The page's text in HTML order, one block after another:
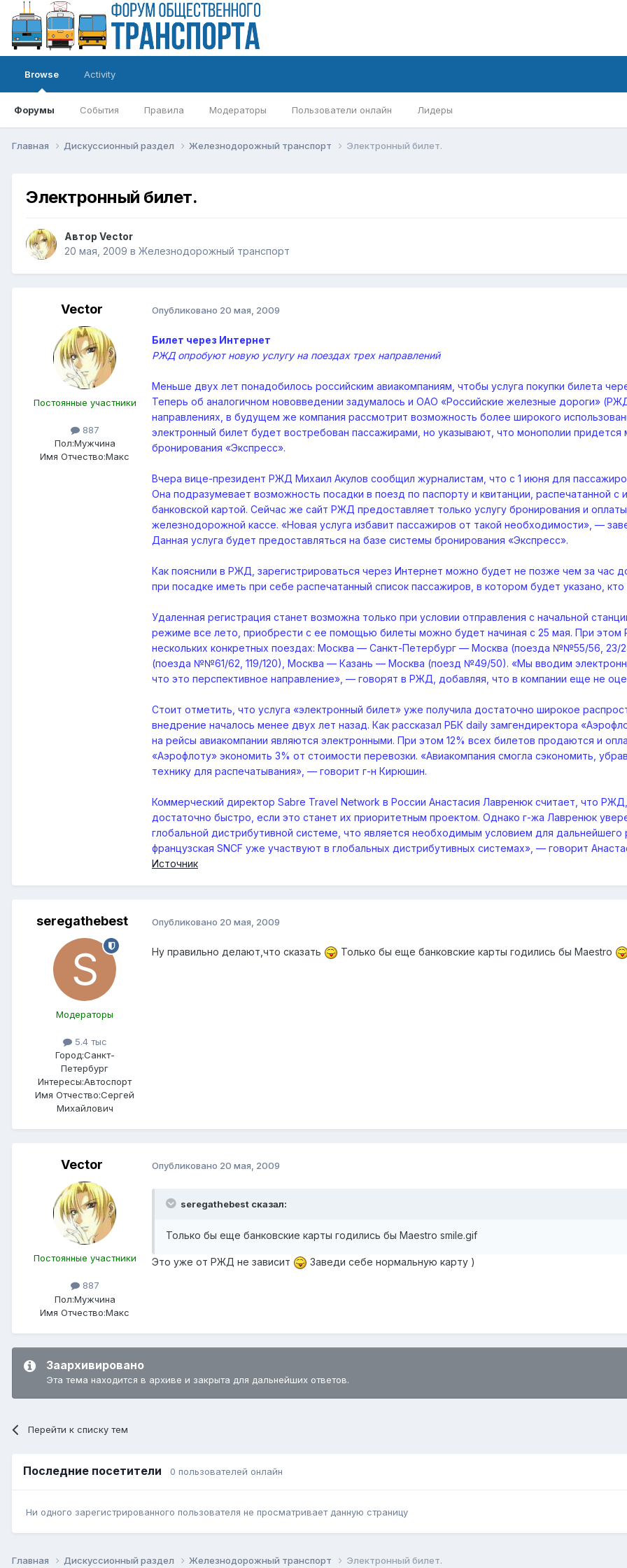
Browse
Форумы События Правила Модераторы Пользователи онлайн Лидеры
Activity
Главная Дискуссионный раздел Железнодорожный транспорт Электронный билет.
Электронный билет.
Автор Vector
20 мая, 2009 в Железнодорожный транспорт
Vector
Постоянные участники
887
Пол:Мужчина
Имя Отчество:Макс
Опубликовано 20 мая, 2009
Билет через Интернет
РЖД опробуют новую услугу на поездах трех направлений
Меньше двух лет понадобилось российским авиакомпаниям, чтобы услуга покупки билета
Теперь об аналогичном нововведении задумалось и ОАО «Российские железные дороги»
направлениях, в будущем же компания рассмотрит возможность более широкого
электронный билет будет востребован пассажирами, но указывают, что монополии
бронирования «Экспресс».
Вчера вице-президент РЖД Михаил Акулов сообщил журналистам, что с 1 июня для
Она подразумевает возможность посадки в поезд по паспорту и квитанции, распечатанной с
банковской картой. Сейчас же сайт РЖД предоставляет только услугу бронирования и
железнодорожной кассе. «Новая услуга избавит пассажиров от такой необходимости», —
Данная услуга будет предоставляться на базе системы бронирования «Экспресс».
Как пояснили в РЖД, зарегистрироваться через Интернет можно будет не позже чем за час
при посадке иметь при себе распечатанный список пассажиров, в котором будет указано,
Удаленная регистрация станет возможна только при условии отправления с начальной
режиме все лето, приобрести с ее помощью билеты можно будет начиная с 25 мая. При
нескольких конкретных поездах: Москва — Санкт-Петербург — Москва (поезда №№55/56, 23/
(поезда №№61/62, 119/120), Москва — Казань — Москва (поезд №49/50). «Мы вводим
что это перспективное направление», — говорят в РЖД, добавляя, что в компании еще не
Стоит отметить, что услуга «электронный билет» уже получила достаточно широкое
внедрение началось менее двух лет назад. Как рассказал РБК daily замгендиректора
на рейсы авиакомпании являются электронными. При этом 12% всех билетов продаются и
«Аэрофлоту» экономить 3% от стоимости перевозки. «Авиакомпания смогла сэкономить,
технику для распечатывания», — говорит г-н Кирюшин.
Коммерческий директор Sabre Travel Network в России Анастасия Лавренюк считает, что
достаточно быстро, если это станет их приоритетным проектом. Однако г-жа Лавренюк
глобальной дистрибутивной системе, что является необходимым условием для дальнейшего
французская SNCF уже участвуют в глобальных дистрибутивных системах», — говорит
Источник
seregathebest
Модераторы
5.4 тыс
Город:Санкт-
Петербург
Интересы:Автоспорт
Имя Отчество:Сергей
Михайлович
Опубликовано 20 мая, 2009
Ну правильно делают,что сказать Только бы еще банковские карты годились бы Maestro
Vector
Постоянные участники
887
Пол:Мужчина
Имя Отчество:Макс
Опубликовано 20 мая, 2009
seregathebest сказал:
Только бы еще банковские карты годились бы Maestro smile.gif
Это уже от РЖД не зависит Заведи себе нормальную карту )
Заархивировано
Эта тема находится в архиве и закрыта для дальнейших ответов.
Перейти к списку тем
Последние посетители 0 пользователей онлайн
Ни одного зарегистрированного пользователя не просматривает данную страницу
Главная Дискуссионный раздел Железнодорожный транспорт Электронный билет.